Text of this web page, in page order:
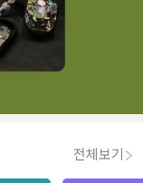
전체보기